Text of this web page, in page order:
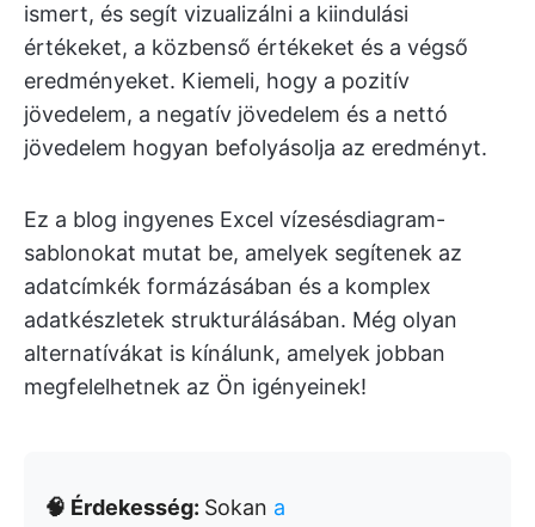
ismert, és segít vizualizálni a kiindulási
értékeket, a közbenső értékeket és a végső
eredményeket. Kiemeli, hogy a pozitív
jövedelem, a negatív jövedelem és a nettó
jövedelem hogyan befolyásolja az eredményt.
Ez a blog ingyenes Excel vízesésdiagram-
sablonokat mutat be, amelyek segítenek az
adatcímkék formázásában és a komplex
adatkészletek strukturálásában. Még olyan
alternatívákat is kínálunk, amelyek jobban
megfelelhetnek az Ön igényeinek!
🧠 Érdekesség: Sokan a